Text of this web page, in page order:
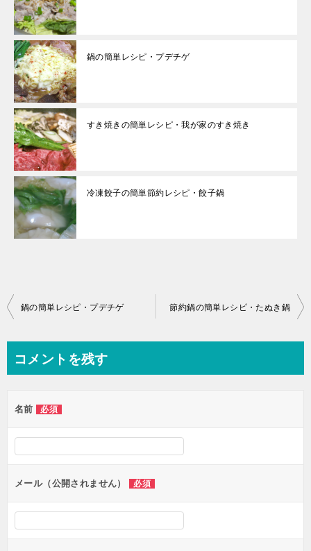
鍋の簡単レシピ・プデチゲ
すき焼きの簡単レシピ・我が家のすき焼き
冷凍餃子の簡単節約レシピ・餃子鍋
投
ビ
ー
シ
ン
鍋の簡単レシピ・プデチゲ 節約鍋の簡単レシピ・たぬき鍋
コメントを残す
名前 必須
メール（公開されません） 必須